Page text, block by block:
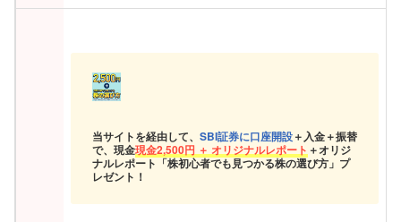
当サイトを経由して、 SBI証券に口座開設＋入金＋振替
で、現金現金2,500円 ＋ オリジナルレポート ＋オリジ
ナルレポート「株初心者でも見つかる株の選び方」プ
レゼント！